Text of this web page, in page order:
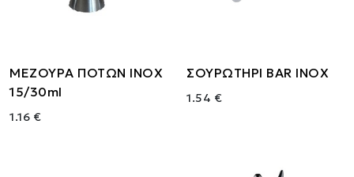
ΜΕΖΟΥΡΑ ΠΟΤΩΝ ΙΝΟΧ
15/30ml
1.16 €
ΣΟΥΡΩΤΗΡΙ BAR INOX
1.54 €